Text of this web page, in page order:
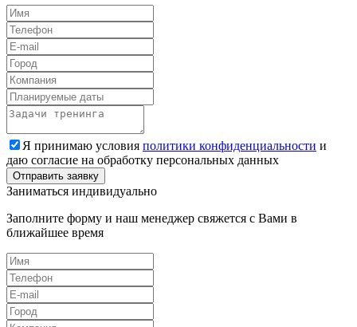
Я принимаю условия политики конфиденциальности и
даю согласие на обработку персональных данных
Заниматься индивидуально
Заполните форму и наш менеджер свяжется с Вами в
ближайшее время